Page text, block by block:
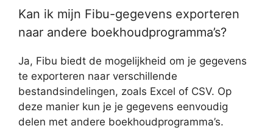
Kan ik mijn Fibu-gegevens exporteren
naar andere boekhoudprogramma’s?
Ja, Fibu biedt de mogelijkheid om je gegevens
te exporteren naar verschillende
bestandsindelingen, zoals Excel of CSV. Op
deze manier kun je je gegevens eenvoudig
delen met andere boekhoudprogramma’s.